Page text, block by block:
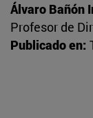
Álvaro Bañón
Profesor de
Publicado en: